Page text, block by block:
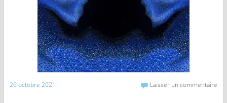
26 octobre 2021 Laisser un commentaire